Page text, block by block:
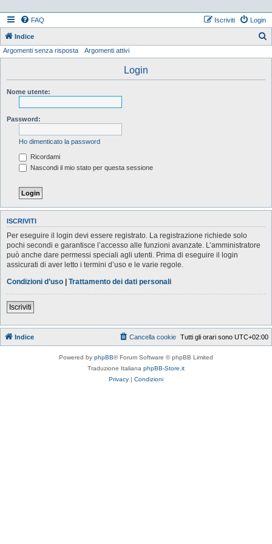
FAQ Login
Iscriviti
Indice
Argomenti senza risposta Argomenti attivi
Login
Nome utente:
Password:
Ho dimenticato la password
Ricordami
Nascondi il mio stato per questa sessione
ISCRIVITI
Per eseguire il login devi essere registrato. La registrazione richiede solo
pochi secondi e garantisce l’accesso alle funzioni avanzate. L’amministratore
può anche dare permessi speciali agli utenti. Prima di eseguire il login
assicurati di aver letto i termini d’uso e le varie regole.
Condizioni d’uso | Trattamento dei dati personali
Iscriviti
Indice Tutti gli orari sono UTC+02:00
Cancella cookie
Powered by phpBB® Forum Software © phpBB Limited
Traduzione Italiana phpBB-Store.it
Privacy | Condizioni